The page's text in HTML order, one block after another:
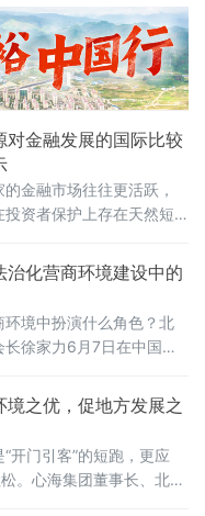
峰从市场发展环境问
对金融发展的国际比较
金融市场往往更活跃，
资者保护上存在天然短
短板？中国政法大学商
商环境建设与数字金融研
月7日在该校研究中心揭
“法治筑基、商业有序——
和高质量发展路径”法治
治化营商环境建设中的
境中扮演什么角色？北
徐家力6月7日在中国政
的“法治筑基、商业有序
引资和高质量发展路
设（公益）大讲堂2026首
：律师不仅是法律的实
市场与司法的法治纽
之优，促地方发展之
开门引客”的短跑，更应
。心海集团董事长、北京